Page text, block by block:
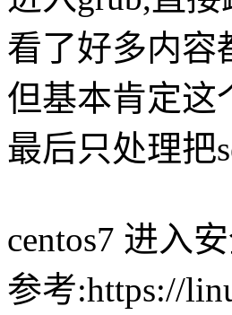
看了好多内容
但基本肯定这
最后只处理把
centos7 进入
参考:https://